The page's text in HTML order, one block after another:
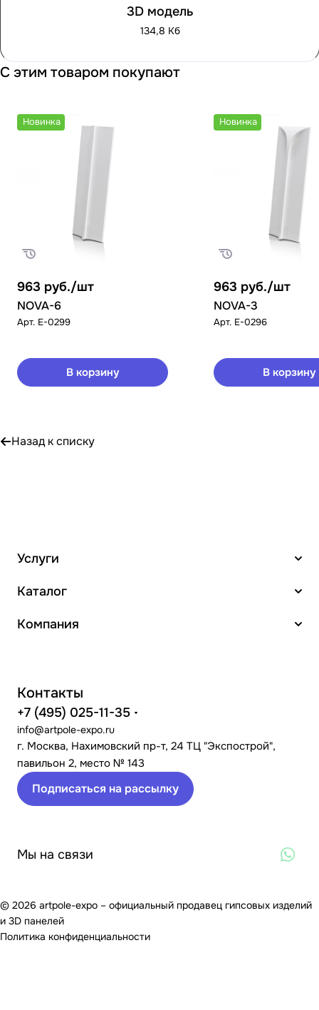
3D модель
134,8 Кб
С этим товаром покупают
Новинка
963 руб./шт
NOVA-6
Арт. E-0299
В корзину
Новинка
963 руб./шт
NOVA-3
Арт. E-0296
В корзину
Назад к списку
Услуги
Каталог
Компания
Контакты
+7 (495) 025-11-35
info@artpole-expo.ru
г. Москва, Нахимовский пр-т, 24 ТЦ "Экспострой",
павильон 2, место № 143
Подписаться на рассылку
Мы на связи
© 2026 artpole-expo – официальный продавец гипсовых изделий
и 3D панелей
Политика конфиденциальности